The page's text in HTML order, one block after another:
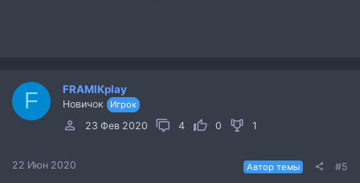
F FRAMIKplay
Новичок Игрок
23 Фев 2020 4 0 1
22 Июн 2020 Автор темы #5